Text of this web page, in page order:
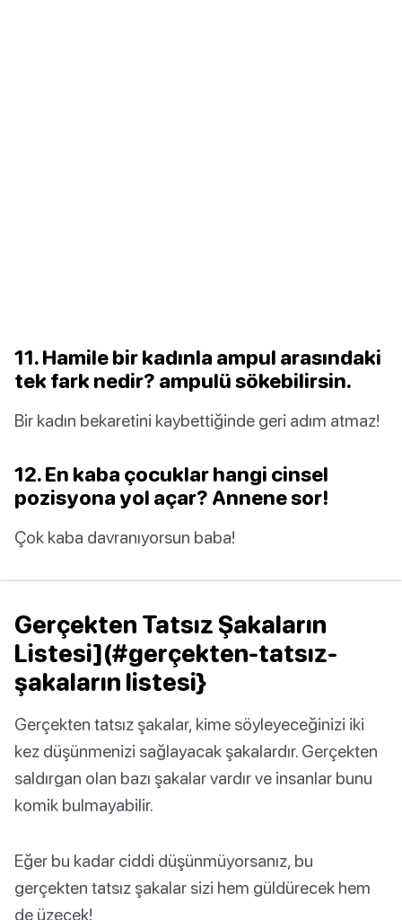
11. Hamile bir kadınla ampul arasındaki
tek fark nedir? ampulü sökebilirsin.
Bir kadın bekaretini kaybettiğinde geri adım atmaz!
12. En kaba çocuklar hangi cinsel
pozisyona yol açar? Annene sor!
Çok kaba davranıyorsun baba!
Gerçekten Tatsız Şakaların
Listesi](#gerçekten-tatsız-
şakaların listesi}
Gerçekten tatsız şakalar, kime söyleyeceğinizi iki
kez düşünmenizi sağlayacak şakalardır. Gerçekten
saldırgan olan bazı şakalar vardır ve insanlar bunu
komik bulmayabilir.
Eğer bu kadar ciddi düşünmüyorsanız, bu
gerçekten tatsız şakalar sizi hem güldürecek hem
de üzecek!